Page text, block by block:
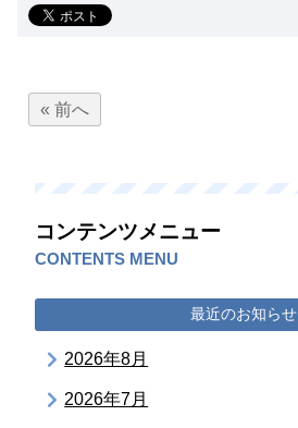
« 前へ
コンテンツメニュー
CONTENTS MENU
最近のお知らせ
2026年8月
2026年7月